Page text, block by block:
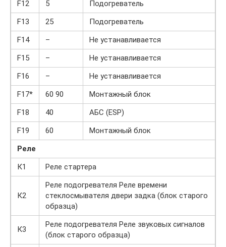
F12 5
Подогреватель
F13
25
Подогреватель
F14
–
Не устанавливается
F15
–
Не устанавливается
F16
–
Не устанавливается
F17*
60 90
Монтажный блок
F18
40
АБС (ESP)
F19
60
Монтажный блок
Реле
К1
Реле стартера
К2
Реле подогревателя Реле времени
стеклосмывателя двери задка (блок старого
образца)
К3
Реле подогревателя Реле звуковых сигналов
(блок старого образца)